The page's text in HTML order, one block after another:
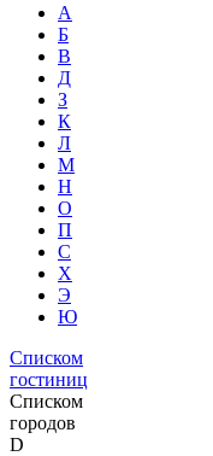
А
Б
В
Д
З
К
Л
М
Н
О
П
С
Х
Э
Ю
Списком
гостиниц
Списком
городов
D